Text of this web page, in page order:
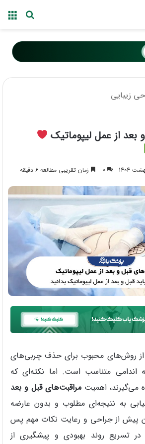
زیبایی
بعد از عمل لیپوماتیک
0 زمان تقریبی مطالعه 6 دقیقه
از روش‌های محبوب برای حذف چربی‌های
متناسب است. اما نکته‌ای که
می‌گیرند، اهمیتمراقبت‌های قبل و بعد
به نتیجه‌ای مطلوب و بدون عارضه
پیش از جراحی و رعایت نکات مهم پس
تسریع روند بهبودی و پیشگیری از